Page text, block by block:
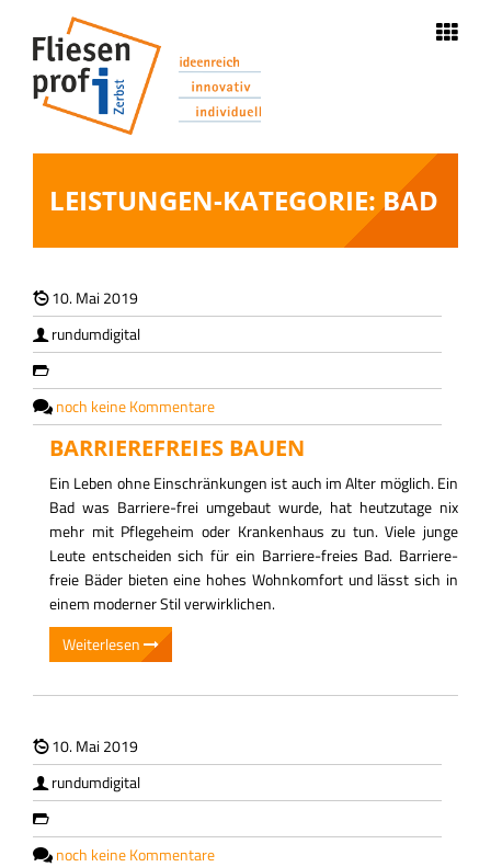
Navigation
STARTSEITE
ÜBER UNS
LEISTUNGEN
STELLENANGEBOTE
REFERENZEN
AKTUELLES
KONTAKT
LEISTUNGEN-KATEGORIE:BAD
10. Mai 2019
rundumdigital
noch keine Kommentare
BARRIEREFREIES BAUEN
Ein Leben ohne Einschränkungen ist auch im Alter möglich. Ein
Bad was Barriere-frei umgebaut wurde, hat heutzutage nix
mehr mit Pflegeheim oder Krankenhaus zu tun. Viele junge
Leute entscheiden sich für ein Barriere-freies Bad. Barriere-
freie Bäder bieten eine hohes Wohnkomfort und lässt sich in
einem moderner Stil verwirklichen.
Weiterlesen
10. Mai 2019
rundumdigital
noch keine Kommentare